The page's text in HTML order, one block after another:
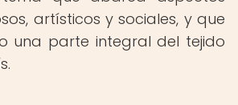
artísticos y sociales, y que
una parte integral del tejido